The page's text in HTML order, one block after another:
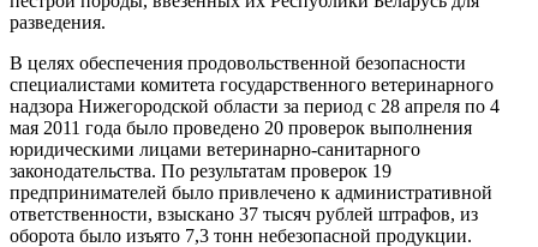
разведения.
В целях обеспечения продовольственной безопасности
специалистами комитета государственного ветеринарного
надзора Нижегородской области за период с 28 апреля по 4
мая 2011 года было проведено 20 проверок выполнения
юридическими лицами ветеринарно-санитарного
законодательства. По результатам проверок 19
предпринимателей было привлечено к административной
ответственности, взыскано 37 тысяч рублей штрафов, из
оборота было изъято 7,3 тонн небезопасной продукции.